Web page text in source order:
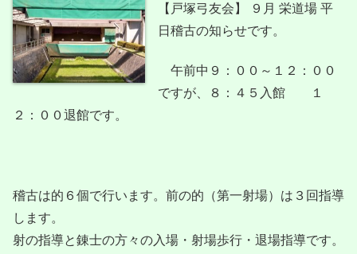
【戸塚弓友会】 ９月 栄道場 平
日稽古の知らせです。
午前中９：００～１２：００
ですが、８：４５入館 １
２：００退館です。
稽古は的６個で行います。前の的（第一射場）は３回指導
します。
射の指導と錬士の方々の入場・射場歩行・退場指導です。